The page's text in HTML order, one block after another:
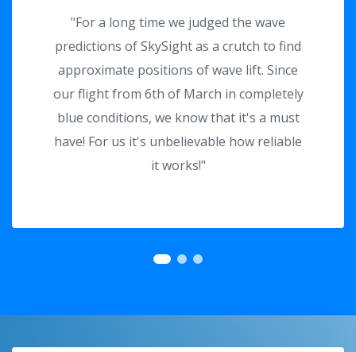
"For a long time we judged the wave
predictions of SkySight as a crutch to find
approximate positions of wave lift. Since
our flight from 6th of March in completely
blue conditions, we know that it's a must
have! For us it's unbelievable how reliable
it works!"